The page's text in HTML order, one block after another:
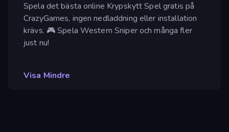
Spela det bästa online Krypskytt Spel gratis på
CrazyGames, ingen nedladdning eller installation
krävs. 🎮 Spela Western Sniper och många fler
just nu!
Visa Mindre